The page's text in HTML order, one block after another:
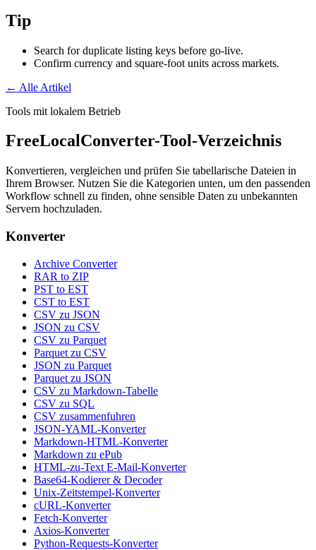
Tip
Search for duplicate listing keys before go-live.
Confirm currency and square-foot units across markets.
← Alle Artikel
Tools mit lokalem Betrieb
FreeLocalConverter-Tool-Verzeichnis
Konvertieren, vergleichen und prüfen Sie tabellarische Dateien in
Ihrem Browser. Nutzen Sie die Kategorien unten, um den passenden
Workflow schnell zu finden, ohne sensible Daten zu unbekannten
Servern hochzuladen.
Konverter
Archive Converter
RAR to ZIP
PST to EST
CST to EST
CSV zu JSON
JSON zu CSV
CSV zu Parquet
Parquet zu CSV
JSON zu Parquet
Parquet zu JSON
CSV zu Markdown-Tabelle
CSV zu SQL
CSV zusammenfuhren
JSON-YAML-Konverter
Markdown-HTML-Konverter
Markdown zu ePub
HTML-zu-Text E-Mail-Konverter
Base64-Kodierer & Decoder
Unix-Zeitstempel-Konverter
cURL-Konverter
Fetch-Konverter
Axios-Konverter
Python-Requests-Konverter